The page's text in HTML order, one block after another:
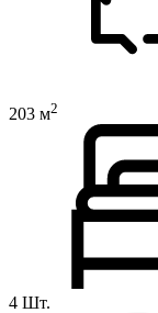
203 м2
4 Шт.